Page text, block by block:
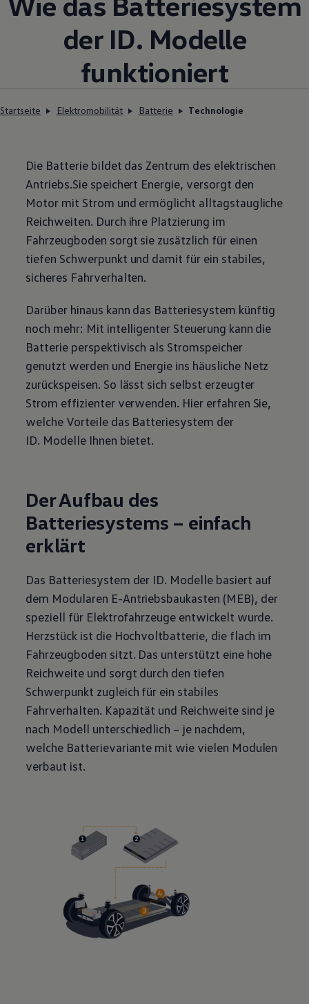
der ID. Modelle
funktioniert
Startseite Elektromobilität Batterie Technologie
Die Batterie bildet das Zentrum des elektrischen
Antriebs.Sie speichert Energie, versorgt den
Motor mit Strom und ermöglicht alltagstaugliche
Reichweiten. Durch ihre Platzierung im
Fahrzeugboden sorgt sie zusätzlich für einen
tiefen Schwerpunkt und damit für ein stabiles,
sicheres Fahrverhalten.
Darüber hinaus kann das Batteriesystem künftig
noch mehr: Mit intelligenter Steuerung kann die
Batterie perspektivisch als Stromspeicher
genutzt werden und Energie ins häusliche Netz
zurückspeisen. So lässt sich selbst erzeugter
Strom effizienter verwenden. Hier erfahren Sie,
welche Vorteile das Batteriesystem der
ID. ModelleIhnen bietet.
Der Aufbau des
Batteriesystems – einfach
erklärt
Das Batteriesystem der ID. Modellebasiert auf
dem Modularen E-Antriebsbaukasten (MEB), der
speziell für Elektrofahrzeuge entwickelt wurde.
Herzstück ist die Hochvoltbatterie, die flach im
Fahrzeugboden sitzt. Das unterstützt eine hohe
Reichweite und sorgt durch den tiefen
Schwerpunkt zugleich für ein stabiles
Fahrverhalten. Kapazität und Reichweite sind je
nach Modell unterschiedlich – je nachdem,
welche Batterievariante mit wie vielen Modulen
verbaut ist.